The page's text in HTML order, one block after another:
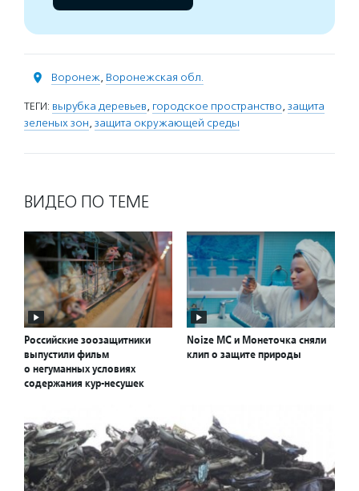
Воронеж, Воронежская обл.
ТЕГИ: вырубка деревьев, городское пространство, защита
зеленых зон, защита окружающей среды
ВИДЕО ПО ТЕМЕ
Российские зоозащитники
выпустили фильм
о негуманных условиях
содержания кур-несушек
Noize MС и Монеточка cняли
клип о защите природы